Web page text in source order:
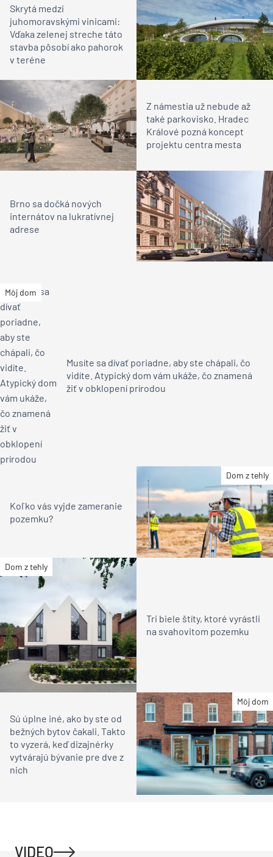
Skrytá medzi
juhomoravskými vinicami:
Vďaka zelenej streche táto
stavba pôsobí ako pahorok
v teréne
Z námestia už nebude až
také parkovisko. Hradec
Králové pozná koncept
projektu centra mesta
Brno sa dočká nových
internátov na lukratívnej
adrese
Môj dom
Musíte sa dívať poriadne, aby ste chápali, čo
vidíte. Atypický dom vám ukáže, čo znamená
žiť v obklopení prírodou
Dom z tehly
Koľko vás vyjde zameranie
pozemku?
Dom z tehly
Tri biele štíty, ktoré vyrástli
na svahovitom pozemku
Môj dom
Sú úplne iné, ako by ste od
bežných bytov čakali. Takto
to vyzerá, keď dizajnérky
vytvárajú bývanie pre dve z
nich
VIDEO